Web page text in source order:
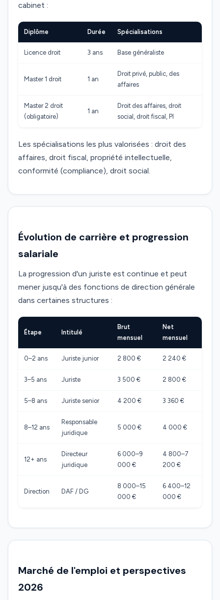
cabinet :
Diplôme Durée Spécialisations
Licence droit 3 ans Base généraliste
Master 1 droit 1 an
Droit privé, public, des
affaires
Master 2 droit
(obligatoire)
1 an
Droit des affaires, droit
social, droit fiscal, PI
Les spécialisations les plus valorisées : droit des
affaires, droit fiscal, propriété intellectuelle,
conformité (compliance), droit social.
Évolution de carrière et progression
salariale
La progression d'un juriste est continue et peut
mener jusqu'à des fonctions de direction générale
dans certaines structures :
Étape Intitulé
Brut
mensuel
Net
mensuel
0–2 ans Juriste junior 2 800 € 2 240 €
3–5 ans Juriste 3 500 € 2 800 €
5–8 ans Juriste senior 4 200 € 3 360 €
8–12 ans
Responsable
juridique
5 000 € 4 000 €
12+ ans
Directeur
juridique
6 000–9
000 €
4 800–7
200 €
Direction DAF / DG
8 000–15
000 €
6 400–12
000 €
Marché de l'emploi et perspectives
2026